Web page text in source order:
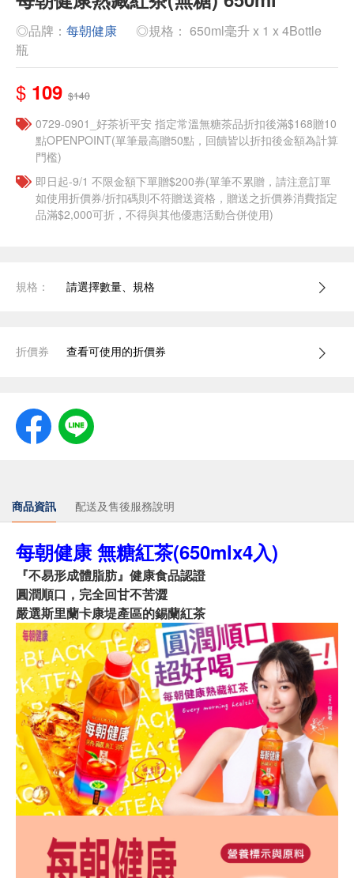
◎品牌： 每朝健康
◎規格： 650ml毫升 x 1 x 4Bottle
瓶
$ 109 $140
​​0729-0901_好茶祈平安 指定常溫無糖茶品折扣後滿$168贈10
點OPENPOINT(單筆最高贈50點，回饋皆以折扣後金額為計算
門檻)
即日起-9/1 不限金額下單贈$200券(單筆不累贈，請注意訂單
如使用折價券/折扣碼則不符贈送資格，贈送之折價券消費指定
品滿$2,000可折，不得與其他優惠活動合併使用)
規格： 請選擇數量、規格
折價券 查看可使用的折價券
商品資訊 配送及售後服務說明
每朝健康 無糖紅茶(650mlx4入)
『不易形成體脂肪』健康食品認證
圓潤順口，完全回甘不苦澀
嚴選斯里蘭卡康堤產區的錫蘭紅茶